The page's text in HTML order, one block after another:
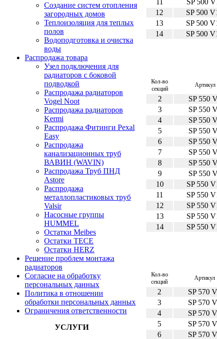
Создание систем отопления
загородных домов
Теплоизоляция для теплых
полов
Водоподготовка и очистка
воды
Распродажа товара
Узел подключения для
радиаторов с боковой
подводкой
Распродажа радиаторов
Vogel Noot
Распродажа радиаторов
Kermi
Распродажа Фитинги Pexal
Easy
Распродажа
канализационных труб
ВАВИН (WAVIN)
Распродажа Труб ПНД
Astore
Распродажа
металлопластиковых труб
Valsir
Насосные группы
HUMMEL
Остатки Meibes
Остатки ТЕСЕ
Остатки HERZ
Решение проблем монтажа
радиаторов
Согласие на обработку
персональных данных
Политика в отношении
обработки персональных данных
Ограничения ответственности
УСЛУГИ
12
SP 500
13
SP 500
14
SP 500
Кол-во
секций
Артикул
2
SP 550
3
SP 550
4
SP 550
5
SP 550
6
SP 550
7
SP 550
8
SP 550
9
SP 550
10
SP 550
11
SP 550
12
SP 550
13
SP 550
14
SP 550
Кол-во
секций
Артикул
2
SP 570
3
SP 570
4
SP 570
5
SP 570
6
SP 570